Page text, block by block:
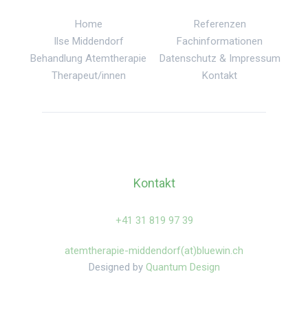
Home
Ilse Middendorf
Behandlung Atemtherapie
Therapeut/innen
Referenzen
Fachinformationen
Datenschutz & Impressum
Kontakt
Kontakt
‍+41 31 819 97 39
atemtherapie-middendorf(at)bluewin.ch
Designed by Quantum Design